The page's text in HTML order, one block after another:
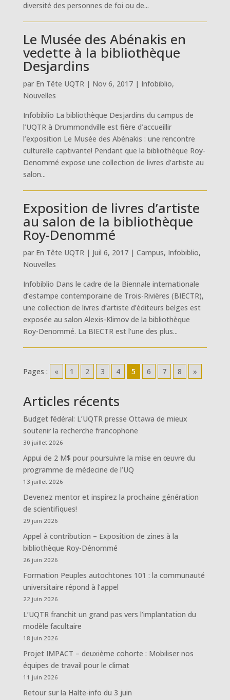
diversité des personnes de foi ou de...
Le Musée des Abénakis en
vedette à la bibliothèque
Desjardins
par En Tête UQTR| Nov 6, 2017| Infobiblio,
Nouvelles
Infobiblio La bibliothèque Desjardins du campus de
l’UQTR à Drummondville est fière d’accueillir
l’exposition Le Musée des Abénakis : une rencontre
culturelle captivante! Pendant que la bibliothèque Roy-
Denommé expose une collection de livres d’artiste au
salon...
Exposition de livres d’artiste
au salon de la bibliothèque
Roy-Denommé
par En Tête UQTR| Juil 6, 2017| Campus, Infobiblio,
Nouvelles
Infobiblio Dans le cadre de la Biennale internationale
d’estampe contemporaine de Trois-Rivières (BIECTR),
une collection de livres d’artiste d’éditeurs belges est
exposée au salon Alexis-Klimov de la bibliothèque
Roy-Denommé. La BIECTR est l’une des plus...
Pages : « 1 2 3 4 5 6 7 8 »
Articles récents
Budget fédéral: L’UQTR presse Ottawa de mieux
soutenir la recherche francophone
30 juillet 2026
Appui de 2 M$ pour poursuivre la mise en œuvre du
programme de médecine de l’UQ
13 juillet 2026
Devenez mentor et inspirez la prochaine génération
de scientifiques!
29 juin 2026
Appel à contribution – Exposition de zines à la
bibliothèque Roy-Dénommé
26 juin 2026
Formation Peuples autochtones 101 : la communauté
universitaire répond à l’appel
22 juin 2026
L’UQTR franchit un grand pas vers l’implantation du
modèle facultaire
18 juin 2026
Projet IMPACT – deuxième cohorte : Mobiliser nos
équipes de travail pour le climat
11 juin 2026
Retour sur la Halte-info du 3 juin